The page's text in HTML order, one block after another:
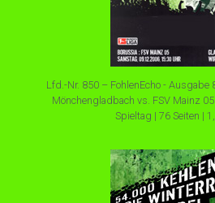
Lfd.-Nr. 850 – FohlenEcho - Ausgabe
Mönchengladbach vs. FSV Mainz
Spieltag | 76 Seiten |